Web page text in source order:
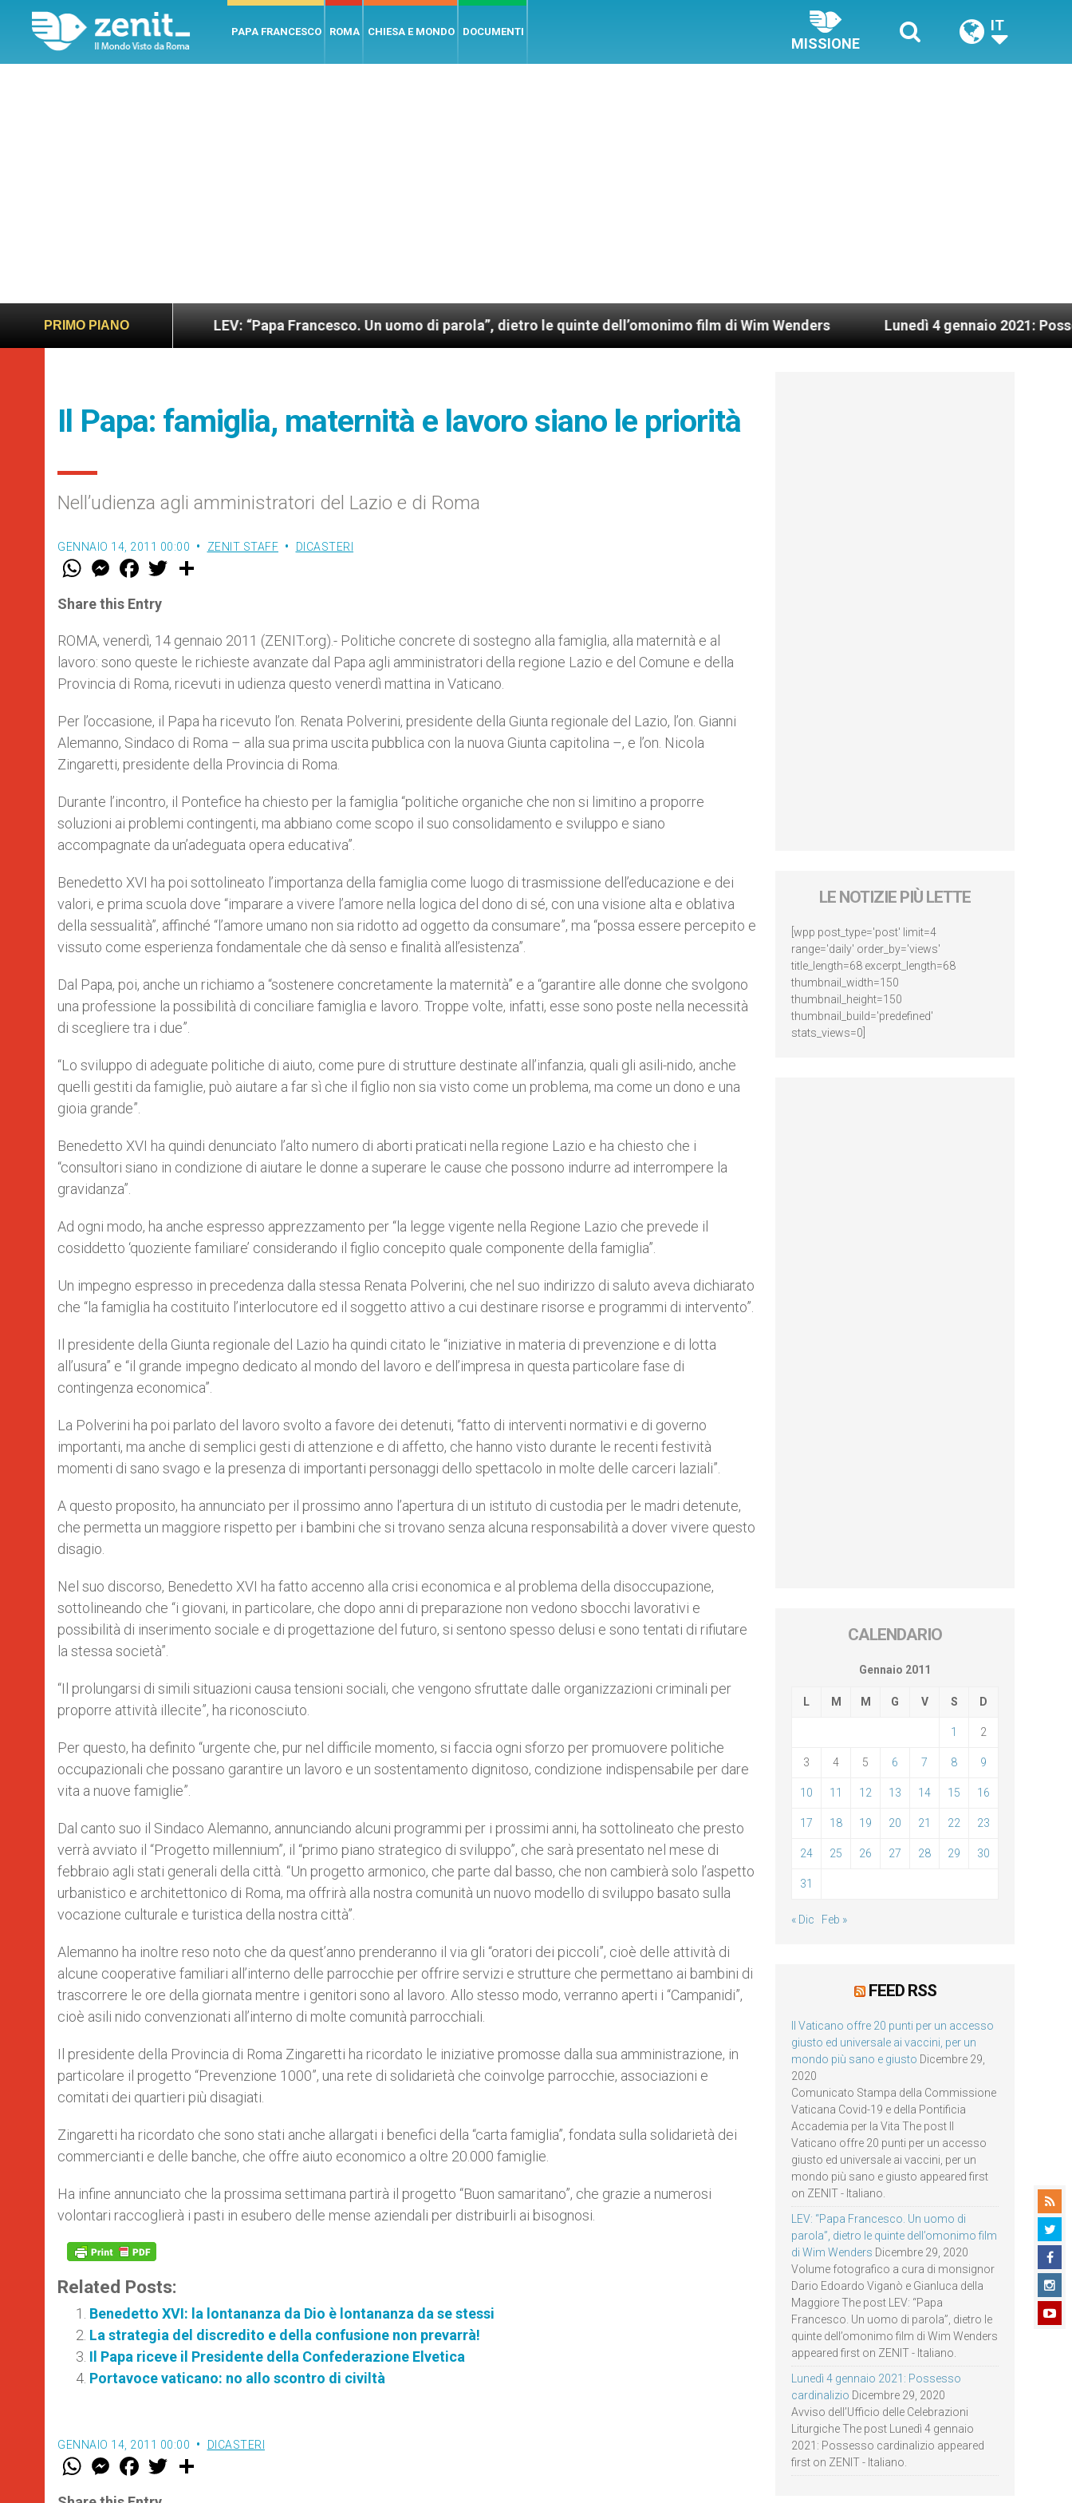
PAPA FRANCESCO ROMA CHIESA E MONDO DOCUMENTI
MISSIONE
IT
PRIMO PIANO
e giusto LEV: “Papa Francesco. Un uomo di parola”, dietro le quinte dell’omonimo film di Wim Wenders Lunedì 4 gennaio 2021: Possesso
Il Papa: famiglia, maternità e lavoro siano le priorità
Nell’udienza agli amministratori del Lazio e di Roma
GENNAIO 14, 2011 00:00 ZENIT STAFF DICASTERI
W
t
s
p
p
M
e
s
e
g
e
r
F
a
e
b
o
k
w
r
Share this Entry
ROMA, venerdì, 14 gennaio 2011 (ZENIT.org).- Politiche concrete di sostegno alla famiglia, alla maternità e al
lavoro: sono queste le richieste avanzate dal Papa agli amministratori della regione Lazio e del Comune e della
Provincia di Roma, ricevuti in udienza questo venerdì mattina in Vaticano.
Per l’occasione, il Papa ha ricevuto l’on. Renata Polverini, presidente della Giunta regionale del Lazio, l’on. Gianni
Alemanno, Sindaco di Roma – alla sua prima uscita pubblica con la nuova Giunta capitolina –, e l’on. Nicola
Zingaretti, presidente della Provincia di Roma.
Durante l’incontro, il Pontefice ha chiesto per la famiglia “politiche organiche che non si limitino a proporre
soluzioni ai problemi contingenti, ma abbiano come scopo il suo consolidamento e sviluppo e siano
accompagnate da un’adeguata opera educativa”.
Benedetto XVI ha poi sottolineato l’importanza della famiglia come luogo di trasmissione dell’educazione e dei
valori, e prima scuola dove “imparare a vivere l’amore nella logica del dono di sé, con una visione alta e oblativa
della sessualità”, affinché “l’amore umano non sia ridotto ad oggetto da consumare”, ma “possa essere percepito e
vissuto come esperienza fondamentale che dà senso e finalità all’esistenza”.
Dal Papa, poi, anche un richiamo a “sostenere concretamente la maternità” e a “garantire alle donne che svolgono
una professione la possibilità di conciliare famiglia e lavoro. Troppe volte, infatti, esse sono poste nella necessità
di scegliere tra i due”.
“Lo sviluppo di adeguate politiche di aiuto, come pure di strutture destinate all’infanzia, quali gli asili-nido, anche
quelli gestiti da famiglie, può aiutare a far sì che il figlio non sia visto come un problema, ma come un dono e una
gioia grande”.
Benedetto XVI ha quindi denunciato l’alto numero di aborti praticati nella regione Lazio e ha chiesto che i
“consultori siano in condizione di aiutare le donne a superare le cause che possono indurre ad interrompere la
gravidanza”.
Ad ogni modo, ha anche espresso apprezzamento per “la legge vigente nella Regione Lazio che prevede il
cosiddetto ‘quoziente familiare’ considerando il figlio concepito quale componente della famiglia”.
Un impegno espresso in precedenza dalla stessa Renata Polverini, che nel suo indirizzo di saluto aveva dichiarato
che “la famiglia ha costituito l’interlocutore ed il soggetto attivo a cui destinare risorse e programmi di intervento”.
Il presidente della Giunta regionale del Lazio ha quindi citato le “iniziative in materia di prevenzione e di lotta
all’usura” e “il grande impegno dedicato al mondo del lavoro e dell’impresa in questa particolare fase di
contingenza economica”.
La Polverini ha poi parlato del lavoro svolto a favore dei detenuti, “fatto di interventi normativi e di governo
importanti, ma anche di semplici gesti di attenzione e di affetto, che hanno visto durante le recenti festività
momenti di sano svago e la presenza di importanti personaggi dello spettacolo in molte delle carceri laziali”.
A questo proposito, ha annunciato per il prossimo anno l’apertura di un istituto di custodia per le madri detenute,
che permetta un maggiore rispetto per i bambini che si trovano senza alcuna responsabilità a dover vivere questo
disagio.
Nel suo discorso, Benedetto XVI ha fatto accenno alla crisi economica e al problema della disoccupazione,
sottolineando che “i giovani, in particolare, che dopo anni di preparazione non vedono sbocchi lavorativi e
possibilità di inserimento sociale e di progettazione del futuro, si sentono spesso delusi e sono tentati di rifiutare
la stessa società”.
“Il prolungarsi di simili situazioni causa tensioni sociali, che vengono sfruttate dalle organizzazioni criminali per
proporre attività illecite”, ha riconosciuto.
Per questo, ha definito “urgente che, pur nel difficile momento, si faccia ogni sforzo per promuovere politiche
occupazionali che possano garantire un lavoro e un sostentamento dignitoso, condizione indispensabile per dare
vita a nuove famiglie”.
Dal canto suo il Sindaco Alemanno, annunciando alcuni programmi per i prossimi anni, ha sottolineato che presto
verrà avviato il “Progetto millennium”, il “primo piano strategico di sviluppo”, che sarà presentato nel mese di
febbraio agli stati generali della città. “Un progetto armonico, che parte dal basso, che non cambierà solo l’aspetto
urbanistico e architettonico di Roma, ma offrirà alla nostra comunità un nuovo modello di sviluppo basato sulla
vocazione culturale e turistica della nostra città”.
Alemanno ha inoltre reso noto che da quest’anno prenderanno il via gli “oratori dei piccoli”, cioè delle attività di
alcune cooperative familiari all’interno delle parrocchie per offrire servizi e strutture che permettano ai bambini di
trascorrere le ore della giornata mentre i genitori sono al lavoro. Allo stesso modo, verranno aperti i “Campanidi”,
cioè asili nido convenzionati all’interno di molte comunità parrocchiali.
Il presidente della Provincia di Roma Zingaretti ha ricordato le iniziative promosse dalla sua amministrazione, in
particolare il progetto “Prevenzione 1000”, una rete di solidarietà che coinvolge parrocchie, associazioni e
comitati dei quartieri più disagiati.
Zingaretti ha ricordato che sono stati anche allargati i benefici della “carta famiglia”, fondata sulla solidarietà dei
commercianti e delle banche, che offre aiuto economico a oltre 20.000 famiglie.
Ha infine annunciato che la prossima settimana partirà il progetto “Buon samaritano”, che grazie a numerosi
volontari raccoglierà i pasti in esubero delle mense aziendali per distribuirli ai bisognosi.
Related Posts:
Benedetto XVI: la lontananza da Dio è lontananza da se stessi
La strategia del discredito e della confusione non prevarrà!
Il Papa riceve il Presidente della Confederazione Elvetica
Portavoce vaticano: no allo scontro di civiltà
GENNAIO 14, 2011 00:00 DICASTERI
W
t
M
e
s
F
a
e
w
LE NOTIZIE PIÙ LETTE
[wpp post_type='post' limit=4
range='daily' order_by='views'
title_length=68 excerpt_length=68
thumbnail_width=150
thumbnail_height=150
thumbnail_build='predefined'
stats_views=0]
CALENDARIO
Gennaio 2011
L M M G V S D
1 2
3 4 5 6 7 8 9
10 11 12 13 14 15 16
17 18 19 20 21 22 23
24 25 26 27 28 29 30
31
« Dic Feb »
FEED RSS
Il Vaticano offre 20 punti per un accesso
giusto ed universale ai vaccini, per un
mondo più sano e giusto Dicembre 29,
2020
Comunicato Stampa della Commissione
Vaticana Covid-19 e della Pontificia
Accademia per la Vita The post Il
Vaticano offre 20 punti per un accesso
giusto ed universale ai vaccini, per un
mondo più sano e giusto appeared first
on ZENIT - Italiano.
LEV: “Papa Francesco. Un uomo di
parola”, dietro le quinte dell’omonimo film
di Wim Wenders Dicembre 29, 2020
Volume fotografico a cura di monsignor
Dario Edoardo Viganò e Gianluca della
Maggiore The post LEV: “Papa
Francesco. Un uomo di parola”, dietro le
quinte dell’omonimo film di Wim Wenders
appeared first on ZENIT - Italiano.
Lunedì 4 gennaio 2021: Possesso
cardinalizio Dicembre 29, 2020
Avviso dell’Ufficio delle Celebrazioni
Liturgiche The post Lunedì 4 gennaio
2021: Possesso cardinalizio appeared
first on ZENIT - Italiano.